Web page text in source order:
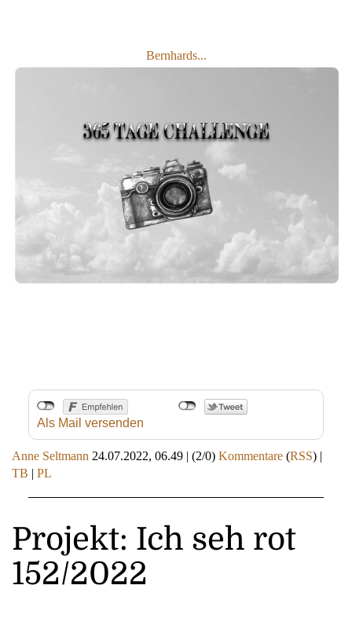
Bernhards...
Als Mail versenden
Anne Seltmann 24.07.2022, 06.49 | (2/0) Kommentare (RSS) |
TB | PL
Projekt: Ich seh rot
152/2022